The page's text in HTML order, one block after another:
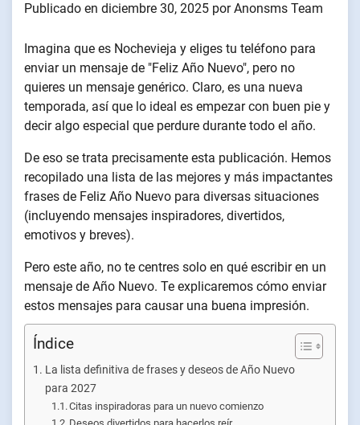
Publicado en diciembre 30, 2025 porAnonsms Team
Imagina que es Nochevieja y eliges tu teléfono para
enviar un mensaje de "Feliz Año Nuevo", pero no
quieres un mensaje genérico. Claro, es una nueva
temporada, así que lo ideal es empezar con buen pie y
decir algo especial que perdure durante todo el año.
De eso se trata precisamente esta publicación. Hemos
recopilado una lista de las mejores y más impactantes
frases de Feliz Año Nuevo para diversas situaciones
(incluyendo mensajes inspiradores, divertidos,
emotivos y breves).
Pero este año, no te centres solo en qué escribir en un
mensaje de Año Nuevo. Te explicaremos cómo enviar
estos mensajes para causar una buena impresión.
Índice
La lista definitiva de frases y deseos de Año Nuevo
para 2027
Citas inspiradoras para un nuevo comienzo